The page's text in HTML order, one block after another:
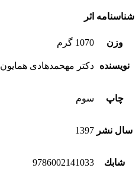
شناسنامه اثر
وزن 1070 گرم
نویسنده دکتر مهحمدهادی همایون
چاپ سوم
سال نشر 1397
شابك 9786002141033